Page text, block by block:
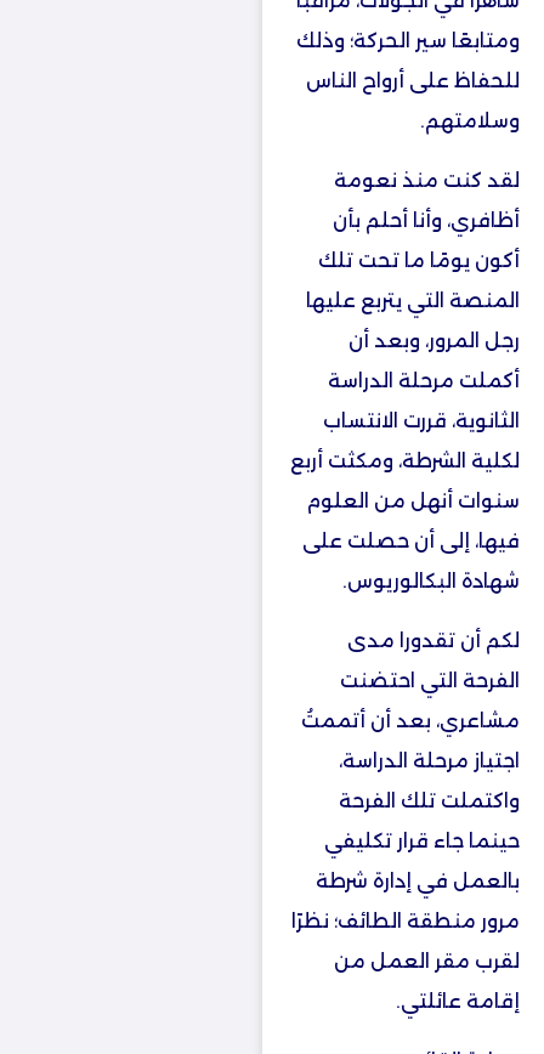
ومتابعًا سير الحركة؛ وذلك
للحفاظ على أرواح الناس
وسلامتهم.
لقد كنت منذ نعومة
أظافري، وأنا أحلم بأن
أكون يومًا ما تحت تلك
المنصة التي يتربع عليها
رجل المرور، وبعد أن
أكملت مرحلة الدراسة
الثانوية، قررت الانتساب
لكلية الشرطة، ومكثت أربع
سنوات أنهل من العلوم
فيها، إلى أن حصلت على
شهادة البكالوريوس.
لكم أن تقدورا مدى
الفرحة التي احتضنت
مشاعري، بعد أن أتممتُ
اجتياز مرحلة الدراسة،
واكتملت تلك الفرحة
حينما جاء قرار تكليفي
بالعمل في إدارة شرطة
مرور منطقة الطائف؛ نظرًا
لقرب مقر العمل من
إقامة عائلتي.